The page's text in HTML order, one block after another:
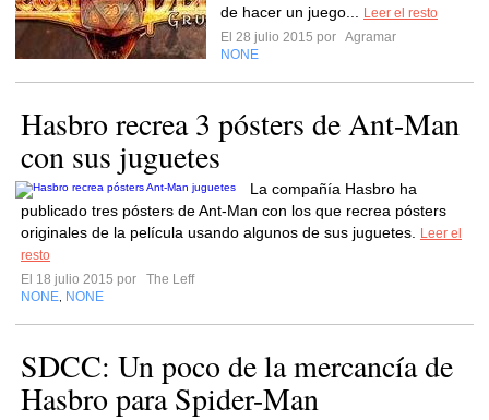
de hacer un juego...
Leer el resto
El 28 julio 2015 por Agramar
NONE
Hasbro recrea 3 pósters de Ant-Man
con sus juguetes
La compañía Hasbro ha
publicado tres pósters de Ant-Man con los que recrea pósters
originales de la película usando algunos de sus juguetes.
Leer el
resto
El 18 julio 2015 por
The Leff
NONE NONE
SDCC: Un poco de la mercancía de
Hasbro para Spider-Man